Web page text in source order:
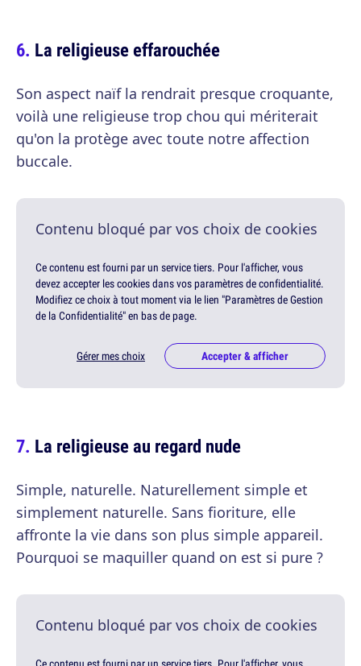
La religieuse effarouchée
Son aspect naïf la rendrait presque croquante,
voilà une religieuse trop chou qui mériterait
qu'on la protège avec toute notre affection
buccale.
Contenu bloqué par vos choix de cookies
Ce contenu est fourni par un service tiers. Pour l'afficher, vous
devez accepter les cookies dans vos paramètres de confidentialité.
Modifiez ce choix à tout moment via le lien "Paramètres de Gestion
de la Confidentialité" en bas de page.
Gérer mes choix Accepter & afficher
La religieuse au regard nude
Simple, naturelle. Naturellement simple et
simplement naturelle. Sans fioriture, elle
affronte la vie dans son plus simple appareil.
Pourquoi se maquiller quand on est si pure ?
Contenu bloqué par vos choix de cookies